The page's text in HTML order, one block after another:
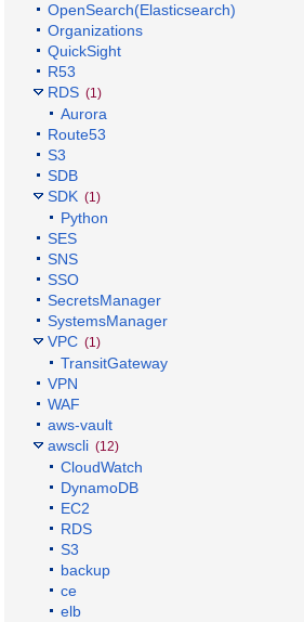
OpenSearch(Elasticsearch)
Organizations
QuickSight
R53
RDS (1)
Aurora
Route53
S3
SDB
SDK (1)
Python
SES
SNS
SSO
SecretsManager
SystemsManager
VPC (1)
TransitGateway
VPN
WAF
aws-vault
awscli (12)
CloudWatch
DynamoDB
EC2
RDS
S3
backup
ce
elb